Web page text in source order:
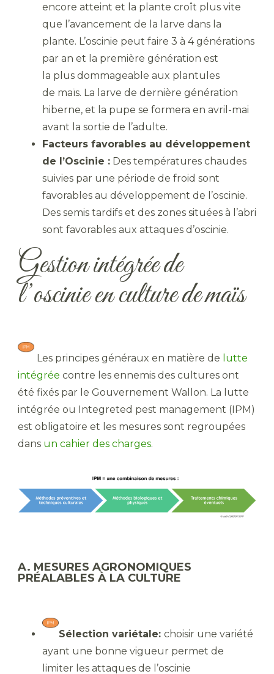
encore atteint et la plante croît plus vite
que l’avancement de la larve dans la
plante. L’oscinie peut faire 3 à 4 générations
par an et la première génération est
la plus dommageable aux plantules
de maïs. La larve de dernière génération
hiberne, et la pupe se formera en avril-mai
avant la sortie de l’adulte.
Facteurs favorables au développement
de l’Oscinie : Des températures chaudes
suivies par une période de froid sont
favorables au développement de l’oscinie.
Des semis tardifs et des zones situées à l’abri
sont favorables aux attaques d’oscinie.
Gestion intégrée de
l’oscinie en culture de maïs
​ Les principes généraux en matière de lutte
intégrée contre les ennemis des cultures ont
été fixés par le Gouvernement Wallon. La lutte
intégrée ou Integreted pest management (IPM)
est obligatoire et les mesures sont regroupées
dans un cahier des charges.
A. MESURES AGRONOMIQUES
PRÉALABLES À LA CULTURE
Sélection variétale: choisir une variété
ayant une bonne vigueur permet de
limiter les attaques de l’oscinie